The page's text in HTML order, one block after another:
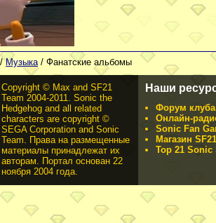
Музыка/ Фанатские альбомы
Copyright © Max and SF21
Team 2004-2011. Sonic the
Hedgehog and all related
characters are copyright ©
SEGA Corporation and Sonic
Team. Права на размещенные
материалы принадлежат их
авторам. Портал основан 22
ноября 2004 года.
Наши
Форум
Онлайн-
Sonic Fan
Магазин
Top 21 Sonic